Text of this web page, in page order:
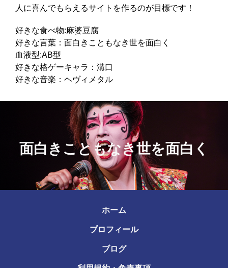
人に喜んでもらえるサイトを作るのが目標です！
好きな食べ物:麻婆豆腐
好きな言葉：面白きこともなき世を面白く
血液型:AB型
好きな格ゲーキャラ：溝口
好きな音楽：ヘヴィメタル
面白きこともなき世を面白く
ホーム
プロフィール
ブログ